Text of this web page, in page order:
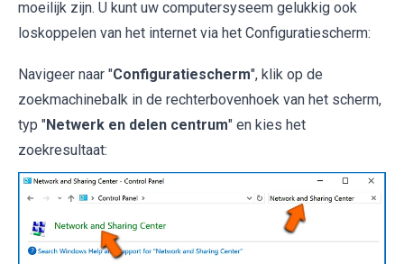
moeilijk zijn. U kunt uw computersyseem gelukkig ook
loskoppelen van het internet via het Configuratiescherm:
Navigeer naar "Configuratiescherm", klik op de
zoekmachinebalk in de rechterbovenhoek van het scherm,
typ "Netwerk en delen centrum" en kies het
zoekresultaat: